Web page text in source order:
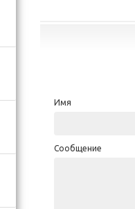
Имя
Сообщение